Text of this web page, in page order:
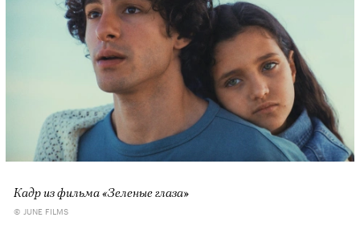
Кадр из фильма «Зеленые глаза»
© JUNE FILMS